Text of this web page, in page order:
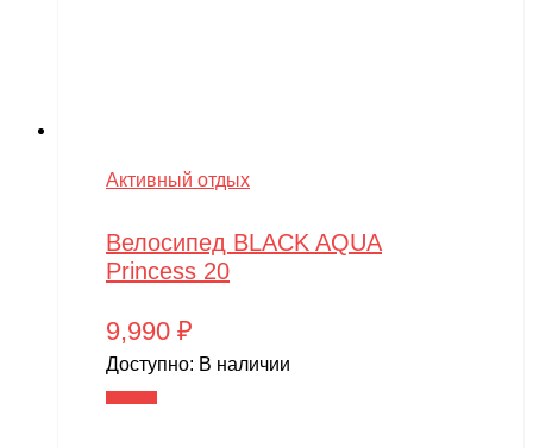
Активный отдых
Велосипед BLACK AQUA
Princess 20
9,990 ₽
Доступно: В наличии